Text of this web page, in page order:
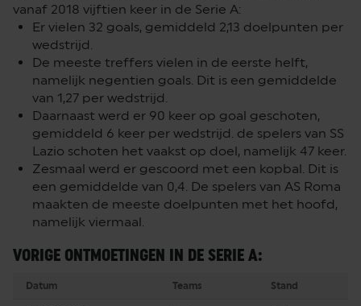
vanaf 2018 vijftien keer in de Serie A:
Er vielen 32 goals, gemiddeld 2,13 doelpunten per
wedstrijd.
De meeste treffers vielen in de eerste helft,
namelijk negentien goals. Dit is een gemiddelde
van 1,27 per wedstrijd.
Daarnaast werd er 90 keer op goal geschoten,
gemiddeld 6 keer per wedstrijd. de spelers van SS
Lazio schoten het vaakst op doel, namelijk 47 keer.
Zesmaal werd er gescoord met een kopbal. Dit is
een gemiddelde van 0,4. De spelers van AS Roma
maakten de meeste doelpunten met het hoofd,
namelijk viermaal.
VORIGE ONTMOETINGEN IN DE SERIE A:
Datum Teams Stand